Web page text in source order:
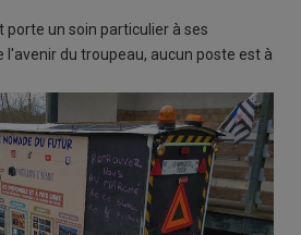
porte un soin particulier à ses
l'avenir du troupeau, aucun poste est à